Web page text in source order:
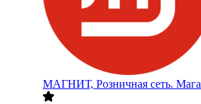
МАГНИТ, Розничная сеть.